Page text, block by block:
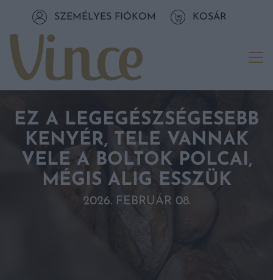
Tovább a tartalomhozSZEMÉLYES FIÓKOM KOSÁR
EZ A LEGEGÉSZSÉGESEBB
KENYÉR, TELE VANNAK
VELE A BOLTOK POLCAI,
MÉGIS ALIG ESSZÜK
2026. FEBRUÁR 08.